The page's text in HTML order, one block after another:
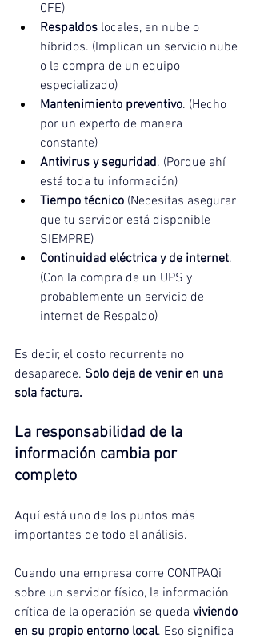
CFE)
Respaldos locales, en nube o
híbridos. (Implican un servicio nube
o la compra de un equipo
especializado)
Mantenimiento preventivo. (Hecho
por un experto de manera
constante)
Antivirus y seguridad. (Porque ahí
está toda tu información)
Tiempo técnico (Necesitas asegurar
que tu servidor está disponible
SIEMPRE)
Continuidad eléctrica y de internet.
(Con la compra de un UPS y
probablemente un servicio de
internet de Respaldo)
Es decir, el costo recurrente no
desaparece. Solo deja de venir en una
sola factura.
La responsabilidad de la
información cambia por
completo
Aquí está uno de los puntos más
importantes de todo el análisis.
Cuando una empresa corre CONTPAQi
sobre un servidor físico, la información
crítica de la operación se queda viviendo
en su propio entorno local. Eso significa